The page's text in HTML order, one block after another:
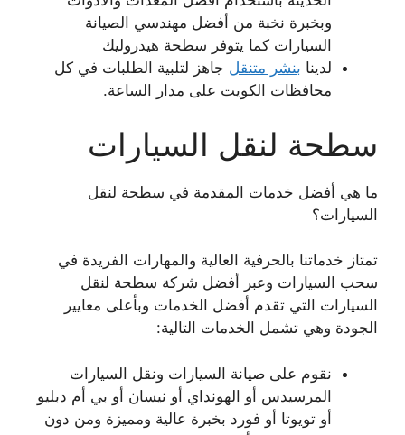
وبخبرة نخبة من أفضل مهندسي الصيانة
السيارات كما يتوفر سطحة هيدروليك
لدينا بنشر متنقل جاهز لتلبية الطلبات في كل
محافظات الكويت على مدار الساعة.
سطحة لنقل السيارات
ما هي أفضل خدمات المقدمة في سطحة لنقل
السيارات؟
تمتاز خدماتنا بالحرفية العالية والمهارات الفريدة في
سحب السيارات وعبر أفضل شركة سطحة لنقل
السيارات التي تقدم أفضل الخدمات وبأعلى معايير
الجودة وهي تشمل الخدمات التالية:
نقوم على صيانة السيارات ونقل السيارات
المرسيدس أو الهونداي أو نيسان أو بي أم دبليو
أو تويوتا أو فورد بخبرة عالية ومميزة ومن دون